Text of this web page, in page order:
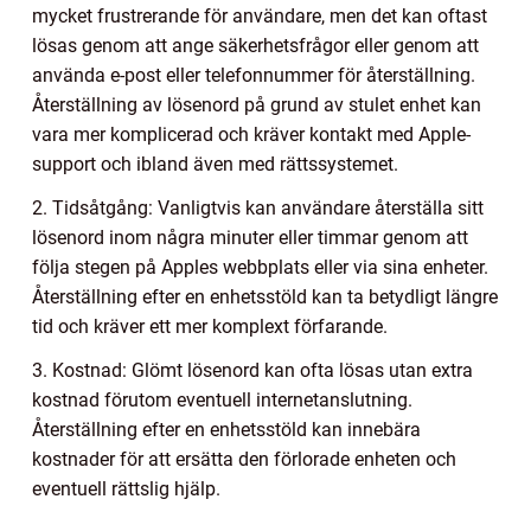
mycket frustrerande för användare, men det kan oftast
lösas genom att ange säkerhetsfrågor eller genom att
använda e-post eller telefonnummer för återställning.
Återställning av lösenord på grund av stulet enhet kan
vara mer komplicerad och kräver kontakt med Apple-
support och ibland även med rättssystemet.
2. Tidsåtgång: Vanligtvis kan användare återställa sitt
lösenord inom några minuter eller timmar genom att
följa stegen på Apples webbplats eller via sina enheter.
Återställning efter en enhetsstöld kan ta betydligt längre
tid och kräver ett mer komplext förfarande.
3. Kostnad: Glömt lösenord kan ofta lösas utan extra
kostnad förutom eventuell internetanslutning.
Återställning efter en enhetsstöld kan innebära
kostnader för att ersätta den förlorade enheten och
eventuell rättslig hjälp.